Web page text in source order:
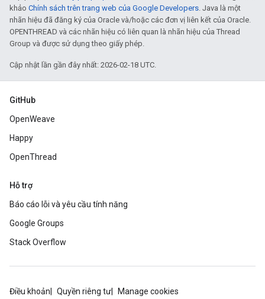
khảo Chính sách trên trang web của Google Developers. Java là một
nhãn hiệu đã đăng ký của Oracle và/hoặc các đơn vị liên kết của Oracle.
OPENTHREAD và các nhãn hiệu có liên quan là nhãn hiệu của Thread
Group và được sử dụng theo giấy phép.
Cập nhật lần gần đây nhất: 2026-02-18 UTC.
GitHub
OpenWeave
Happy
OpenThread
Hỗ trợ
Báo cáo lỗi và yêu cầu tính năng
Google Groups
Stack Overflow
Điều khoản Quyền riêng tư Manage cookies